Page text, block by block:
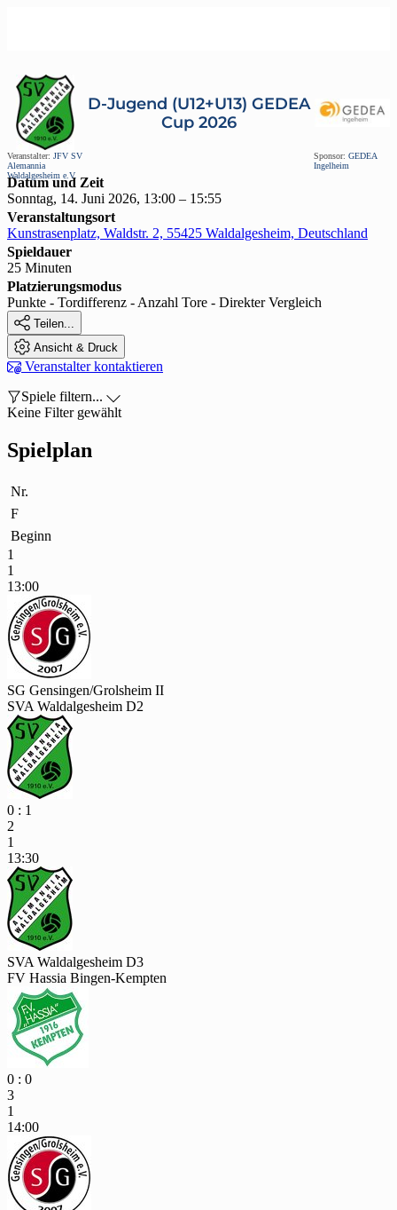
Veranstalter: JFV SV
Alemannia
Waldalgesheim e.V.
D-Jugend (U12+U13) GEDEA
Cup 2026
Sponsor: GEDEA
Ingelheim
Datum und Zeit
Sonntag, 14. Juni 2026, 13:00 – 15:55
Veranstaltungsort
Kunstrasenplatz, Waldstr. 2, 55425 Waldalgesheim, Deutschland
Spieldauer
25 Minuten
Platzierungsmodus
Punkte - Tordifferenz - Anzahl Tore - Direkter Vergleich
 Teilen...
 Ansicht & Druck
 Veranstalter kontaktieren
Spiele filtern... 
Keine Filter gewählt
Spielplan
Nr.
F
Beginn
1
1
13:00
SG Gensingen/Grolsheim II
SVA Waldalgesheim D2
0 : 1
2
1
13:30
SVA Waldalgesheim D3
FV Hassia Bingen-Kempten
0 : 0
3
1
14:00